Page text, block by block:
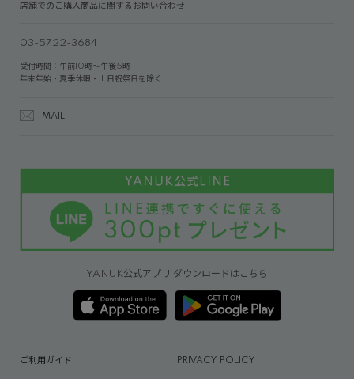
店舗でのご購入商品に関するお問い合わせ
03-5722-3684
受付時間：午前10時～午後5時
年末年始・夏季休暇・土日祝祭日を除く
MAIL
YANUK公式アプリ ダウンロードはこちら
ご利用ガイド PRIVACY POLICY